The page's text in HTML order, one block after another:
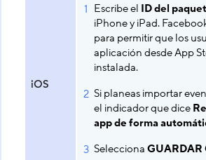
iOS
Escribe el ID del
iPhone y iPad.
para permitir que los
aplicación desde App
instalada.
Si planeas importar
el indicador que dice
app de forma
Selecciona GUARDAR